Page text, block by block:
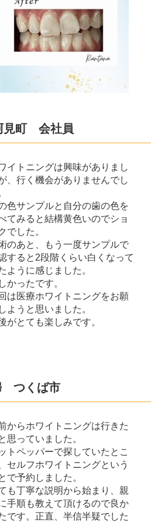
町 会社員
イトニングは興味がありまし
、行く機会がありませんでし
色サンプルと自分の歯の色を
てみると結構黄色いのでショ
でした。
のあと、もう一度サンプルで
すると2段階くらい白くなって
ように感じました。
かったです。
は医療ホワイトニングをお願
ようと思いました。
がとても楽しみです。
つくば市
からホワイトニングは行きた
思っていました。
トペッパーで探していたとこ
セルフホワイトニングという
で予約しました。
も丁寧な説明から始まり、親
手順も教えて頂けるので良か
です。正直、半信半疑でした